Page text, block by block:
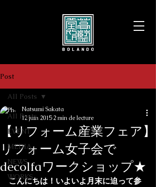
Post
All Posts
EVENT
MEDIA
NEWS
WORKS
All Posts
【リフォーム産業フェア】
リフォーム女子会で
decolfaワークショップ★
Natsumi Sakata
12 juin 2015 2 min de lecture
こんにちは！いよいよ月末に迫って参